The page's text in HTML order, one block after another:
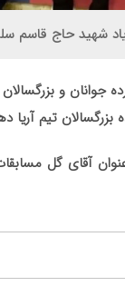
شهید حاج قاسم
بزرگسالان تیم
میرزایی از تیم آریا با ۱۶ گل